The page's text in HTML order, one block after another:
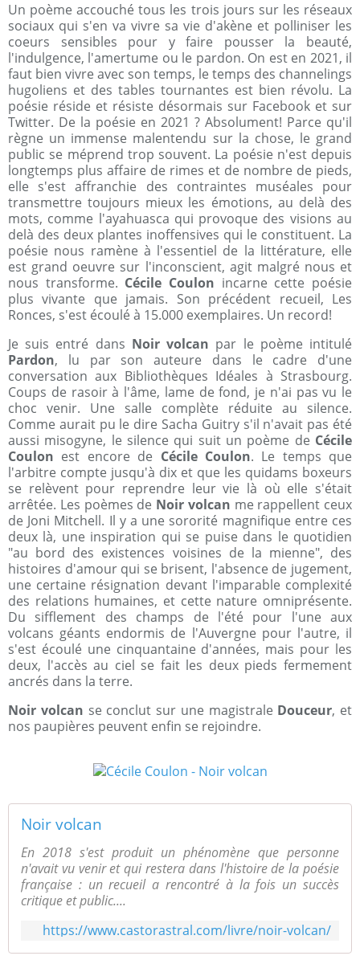
Un poème accouché tous les trois jours sur les réseaux
sociaux qui s'en va vivre sa vie d'akène et polliniser les
coeurs sensibles pour y faire pousser la beauté,
l'indulgence, l'amertume ou le pardon. On est en 2021, il
faut bien vivre avec son temps, le temps des channelings
hugoliens et des tables tournantes est bien révolu. La
poésie réside et résiste désormais sur Facebook et sur
Twitter. De la poésie en 2021 ? Absolument! Parce qu'il
règne un immense malentendu sur la chose, le grand
public se méprend trop souvent. La poésie n'est depuis
longtemps plus affaire de rimes et de nombre de pieds,
elle s'est affranchie des contraintes muséales pour
transmettre toujours mieux les émotions, au delà des
mots, comme l'ayahuasca qui provoque des visions au
delà des deux plantes inoffensives qui le constituent. La
poésie nous ramène à l'essentiel de la littérature, elle
est grand oeuvre sur l'inconscient, agit malgré nous et
nous transforme. Cécile Coulon incarne cette poésie
plus vivante que jamais. Son précédent recueil, Les
Ronces, s'est écoulé à 15.000 exemplaires. Un record!
Je suis entré dans Noir volcan par le poème intitulé
Pardon, lu par son auteure dans le cadre d'une
conversation aux Bibliothèques Idéales à Strasbourg.
Coups de rasoir à l'âme, lame de fond, je n'ai pas vu le
choc venir. Une salle complète réduite au silence.
Comme aurait pu le dire Sacha Guitry s'il n'avait pas été
aussi misogyne, le silence qui suit un poème de Cécile
Coulon est encore de Cécile Coulon. Le temps que
l'arbitre compte jusqu'à dix et que les quidams boxeurs
se relèvent pour reprendre leur vie là où elle s'était
arrêtée. Les poèmes de Noir volcan me rappellent ceux
de Joni Mitchell. Il y a une sororité magnifique entre ces
deux là, une inspiration qui se puise dans le quotidien
"au bord des existences voisines de la mienne", des
histoires d'amour qui se brisent, l'absence de jugement,
une certaine résignation devant l'imparable complexité
des relations humaines, et cette nature omniprésente.
Du sifflement des champs de l'été pour l'une aux
volcans géants endormis de l'Auvergne pour l'autre, il
s'est écoulé une cinquantaine d'années, mais pour les
deux, l'accès au ciel se fait les deux pieds fermement
ancrés dans la terre.
Noir volcan se conclut sur une magistrale Douceur, et
nos paupières peuvent enfin se rejoindre.
Noir volcan
En 2018 s'est produit un phénomène que personne
n'avait vu venir et qui restera dans l'histoire de la poésie
française : un recueil a rencontré à la fois un succès
critique et public....
https://www.castorastral.com/livre/noir-volcan/